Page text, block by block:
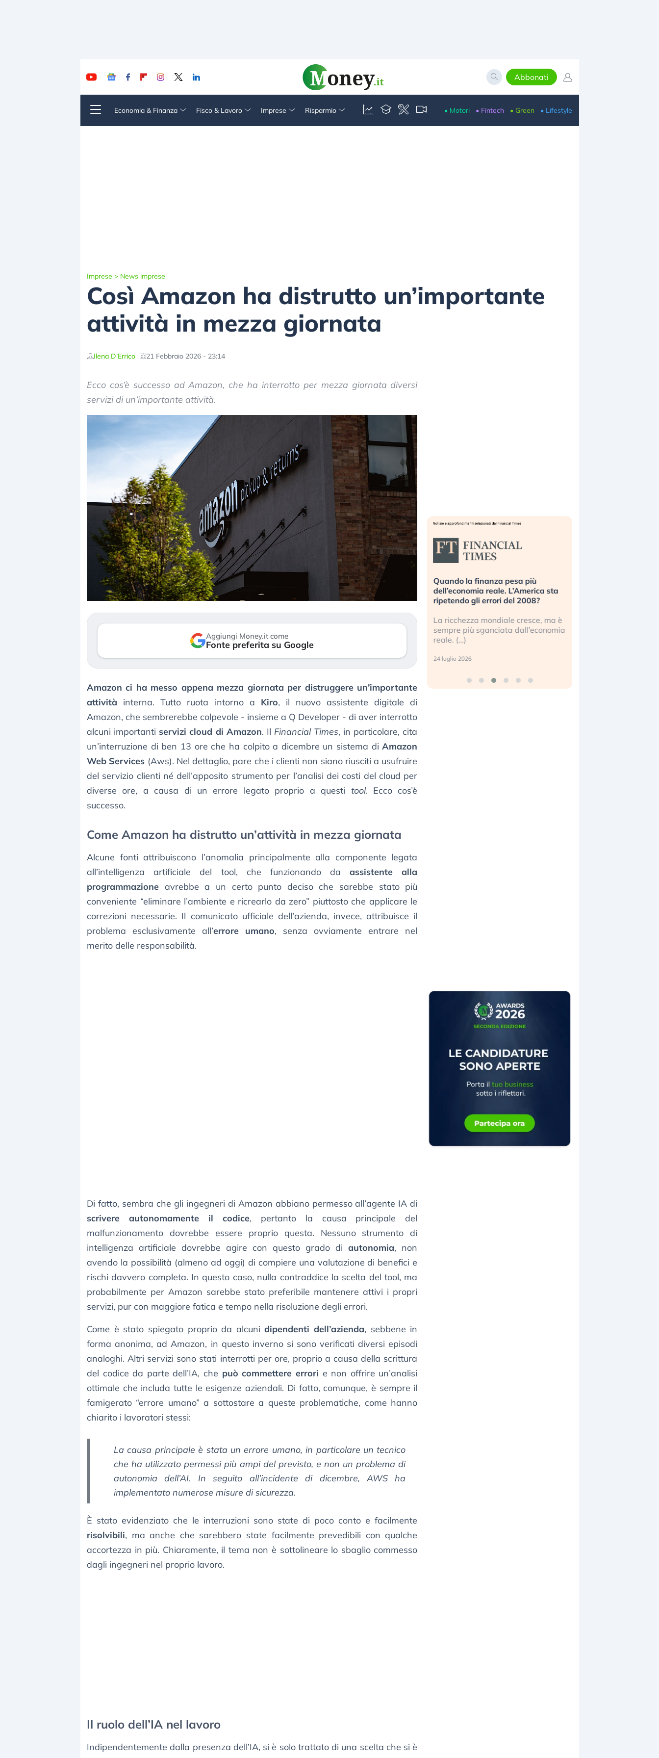
Abbonati
Economia & Finanza Fisco & Lavoro Imprese Risparmio • Motori • Fintech • Green • Lifestyle
Imprese > News imprese
Così Amazon ha distrutto un’importante
attività in mezza giornata
Ilena D’Errico 21 Febbraio 2026 - 23:14
Ecco cos’è successo ad Amazon, che ha interrotto per mezza giornata diversi
servizi di un’importante attività.
Aggiungi Money.it come
Fonte preferita su Google
Amazon ci ha messo appena mezza giornata per distruggere un’importante
attività interna. Tutto ruota intorno a Kiro, il nuovo assistente digitale di
Amazon, che sembrerebbe colpevole - insieme a Q Developer - di aver interrotto
alcuni importanti servizi cloud di Amazon. Il Financial Times, in particolare, cita
un’interruzione di ben 13 ore che ha colpito a dicembre un sistema diAmazon
Web Services (Aws). Nel dettaglio, pare che i clienti non siano riusciti a usufruire
del servizio clienti né dell’apposito strumento per l’analisi dei costi del cloud per
diverse ore, a causa di un errore legato proprio a questi tool. Ecco cos’è
successo.
Come Amazon ha distrutto un’attività in mezza giornata
Alcune fonti attribuiscono l’anomalia principalmente alla componente legata
all’intelligenza artificiale del tool, che funzionando daassistente alla
programmazione avrebbe a un certo punto deciso che sarebbe stato più
conveniente “eliminare l’ambiente e ricrearlo da zero” piuttosto che applicare le
correzioni necessarie. Il comunicato ufficiale dell’azienda, invece, attribuisce il
problema esclusivamente all’errore umano, senza ovviamente entrare nel
merito delle responsabilità.
Di fatto, sembra che gli ingegneri di Amazon abbiano permesso all’agente IA di
scrivere autonomamente il codice, pertanto la causa principale del
malfunzionamento dovrebbe essere proprio questa. Nessuno strumento di
intelligenza artificiale dovrebbe agire con questo grado diautonomia, non
avendo la possibilità (almeno ad oggi) di compiere una valutazione di benefici e
rischi davvero completa. In questo caso, nulla contraddice la scelta del tool, ma
probabilmente per Amazon sarebbe stato preferibile mantenere attivi i propri
servizi, pur con maggiore fatica e tempo nella risoluzione degli errori.
Come è stato spiegato proprio da alcunidipendenti dell’azienda, sebbene in
forma anonima, ad Amazon, in questo inverno si sono verificati diversi episodi
analoghi. Altri servizi sono stati interrotti per ore, proprio a causa della scrittura
del codice da parte dell’IA, che può commettere errori e non offrire un’analisi
ottimale che includa tutte le esigenze aziendali. Di fatto, comunque, è sempre il
famigerato “errore umano” a sottostare a queste problematiche, come hanno
chiarito i lavoratori stessi:
La causa principale è stata un errore umano, in particolare un tecnico
che ha utilizzato permessi più ampi del previsto, e non un problema di
autonomia dell’AI. In seguito all’incidente di dicembre, AWS ha
implementato numerose misure di sicurezza.
È stato evidenziato che le interruzioni sono state di poco conto e facilmente
risolvibili, ma anche che sarebbero state facilmente prevedibili con qualche
accortezza in più. Chiaramente, il tema non è sottolineare lo sbaglio commesso
dagli ingegneri nel proprio lavoro.
Il ruolo dell’IA nel lavoro
Indipendentemente dalla presenza dell’IA, si è solo trattato di una scelta che si è
Dalle valutazioni estreme alla
correzione. Cosa sta guidando il
repricing degli asset?
3 agosto 2026
«La mia vita è rovinata». Investitori
in preda al panico dopo lo scoppio
della bolla AI
Kospi, mentre gli investitori retail (…)
30 luglio 2026
Quando la finanza pesa più
dell’economia reale. L’America sta
ripetendo gli errori del 2008?
La ricchezza mondiale cresce, ma è
sempre più sganciata dall’economia
reale. (…)
24 luglio 2026